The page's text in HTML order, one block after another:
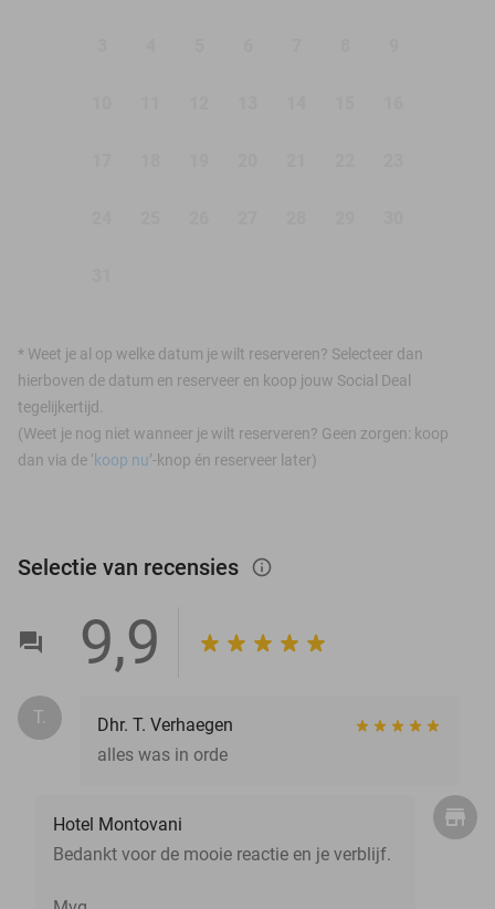
* Weet je al op welke datum je wilt reserveren? Selecteer dan
hierboven de datum en reserveer en koop jouw Social Deal
tegelijkertijd.
(Weet je nog niet wanneer je wilt reserveren? Geen zorgen: koop
dan via de ‘koop nu’-knop én reserveer later)
Selectie van recensies info_outlined
9,9
T.
Dhr. T. Verhaegen
alles was in orde
Hotel Montovani
Bedankt voor de mooie reactie en je verblijf.